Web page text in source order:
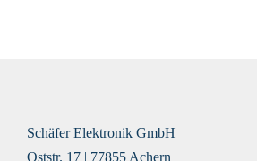
Schäfer Elektronik GmbH
Oststr. 17 | 77855 Achern